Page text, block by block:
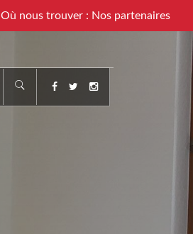
Où nous trouver : Nos partenaires